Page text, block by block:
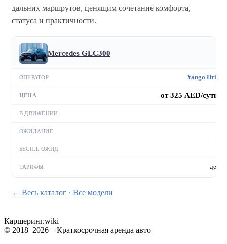
дальних маршрутов, ценящим сочетание комфорта,
статуса и практичности.
Mercedes GLC300
Yango Drive
от 325 AED/сутки
день
← Весь каталог · Все модели
Каршеринг.wiki
© 2018–2026 – Краткосрочная аренда авто